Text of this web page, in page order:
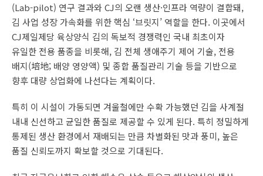
(Lab-pilot) 연구 결과와 CJ의 오랜 생산·인프라 역량이 결합돼,
김 사업 성장 가속화를 위한 핵심 ‘브릿지’ 역할을 한다. 이곳에서
CJ제일제당 육상양식 김의 독보적 경쟁력인 국내 최초이자
유일한 전용 품종을 비롯해, 김 전체 생애주기 제어 기술, 전용
배지(培地; 배양 영양액) 및 종합 품질관리 기술 등을 기반으로
향후 대량 상업화에 나선다는 계획이다.
특히 이 시설이 가동되면 겨울철에만 수확 가능했던 김을 사계절
내내 신선하고 균일한 품질로 제공할 수 있게 된다. 특히 정밀하게
통제된 생산 환경에서 재배되는 만큼 차별화된 맛과 풍미, 높은
품질 신뢰도까지 확보할 것으로 기대된다.